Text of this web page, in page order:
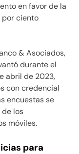
en favor de la
por ciento
& Asociados,
durante el
abril de 2023,
con credencial
encuestas se
los
móviles.
para